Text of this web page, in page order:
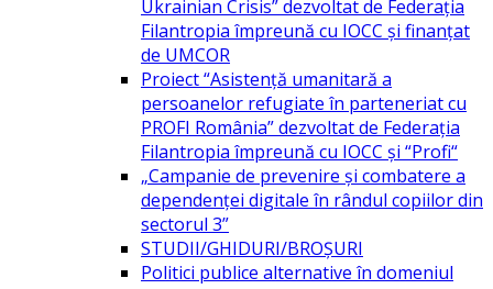
Ukrainian Crisis” dezvoltat de Federația
Filantropia împreună cu IOCC și finanțat
de UMCOR
Proiect “Asistență umanitară a
persoanelor refugiate în parteneriat cu
PROFI România” dezvoltat de Federația
Filantropia împreună cu IOCC și “Profi“
„Campanie de prevenire și combatere a
dependenței digitale în rândul copiilor din
sectorul 3”
STUDII/GHIDURI/BROȘURI
Politici publice alternative în domeniul